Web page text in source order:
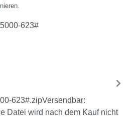
623#
623#.zipVersendbar:
Datei wird nach dem Kauf nicht